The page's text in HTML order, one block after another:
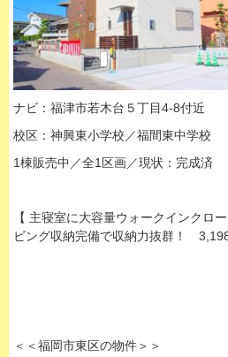
ナビ：福津市若木台５丁目4-8付近
校区：神興東小学校／福間東中学校
1棟販売中／全1区画／現状：完成済
【 主寝室に大容量ウォークインクロ
ビング収納完備で収納力抜群！
＜＜福岡市東区の物件＞＞